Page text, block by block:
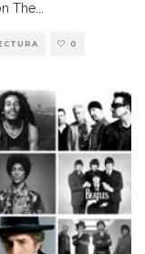
The...
0